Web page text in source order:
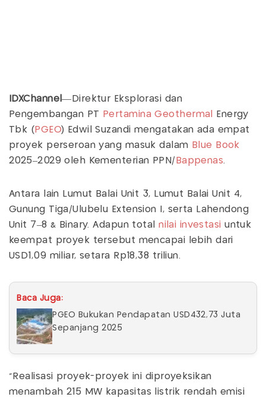
IDXChannel—Direktur Eksplorasi dan
Pengembangan PT
Pertamina Geothermal
Energy
Tbk ( PGEO) Edwil Suzandi mengatakan ada empat
proyek perseroan yang masuk dalam Blue Book
2025–2029 oleh Kementerian PPN/ Bappenas.
Antara lain Lumut Balai Unit 3, Lumut Balai Unit 4,
Gunung Tiga/Ulubelu Extension I, serta Lahendong
Unit 7–8 & Binary. Adapun totalnilai investasi untuk
keempat proyek tersebut mencapai lebih dari
USD1,09 miliar, setara Rp18,38 triliun.
Baca Juga:
PGEO Bukukan Pendapatan USD432,73 Juta
Sepanjang 2025
“Realisasi proyek-proyek ini diproyeksikan
menambah 215 MW kapasitas listrik rendah emisi